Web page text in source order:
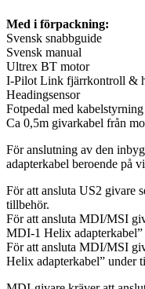
Med i förpackning:
Svensk snabbguide
Svensk manual
Ultrex BT motor
I-Pilot Link fjärrkontroll &
Headingsensor
Fotpedal med kabelstyrning
Ca 0,5m givarkabel från
För anslutning av den
adapterkabel beroende på
För att ansluta US2 givare
tillbehör.
För att ansluta MDI/MSI
MDI-1 Helix adapterkabel”
För att ansluta MDI/MSI
Helix adapterkabel” under